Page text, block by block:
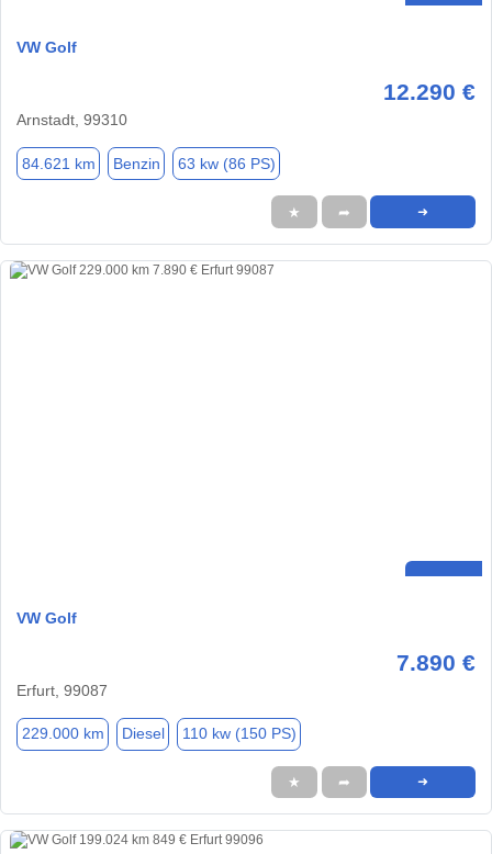
VW Golf
12.290 €
Arnstadt, 99310
84.621 km Benzin 63 kw (86 PS)
★ ➦ ➜
VW Golf
7.890 €
Erfurt, 99087
229.000 km Diesel 110 kw (150 PS)
★ ➦ ➜